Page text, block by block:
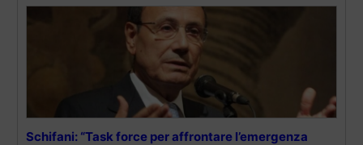
Schifani: “Task force per affrontare l’emergenza